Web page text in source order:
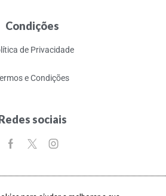
Condições
de Privacidade
e Condições
sociais